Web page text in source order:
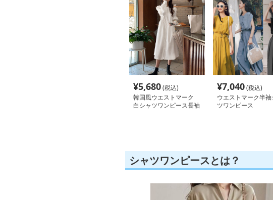
¥5,680(税込)
韓国風ウエストマーク
白シャツワンピース長袖
¥7,040(税込)
ウエストマーク半袖
ツワンピース
シャツワンピースとは？